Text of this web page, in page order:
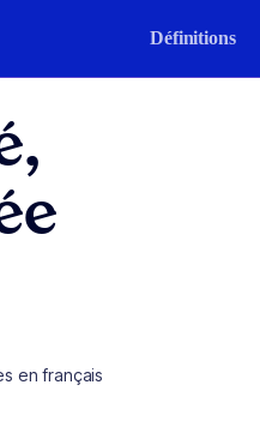
Définitions
en français